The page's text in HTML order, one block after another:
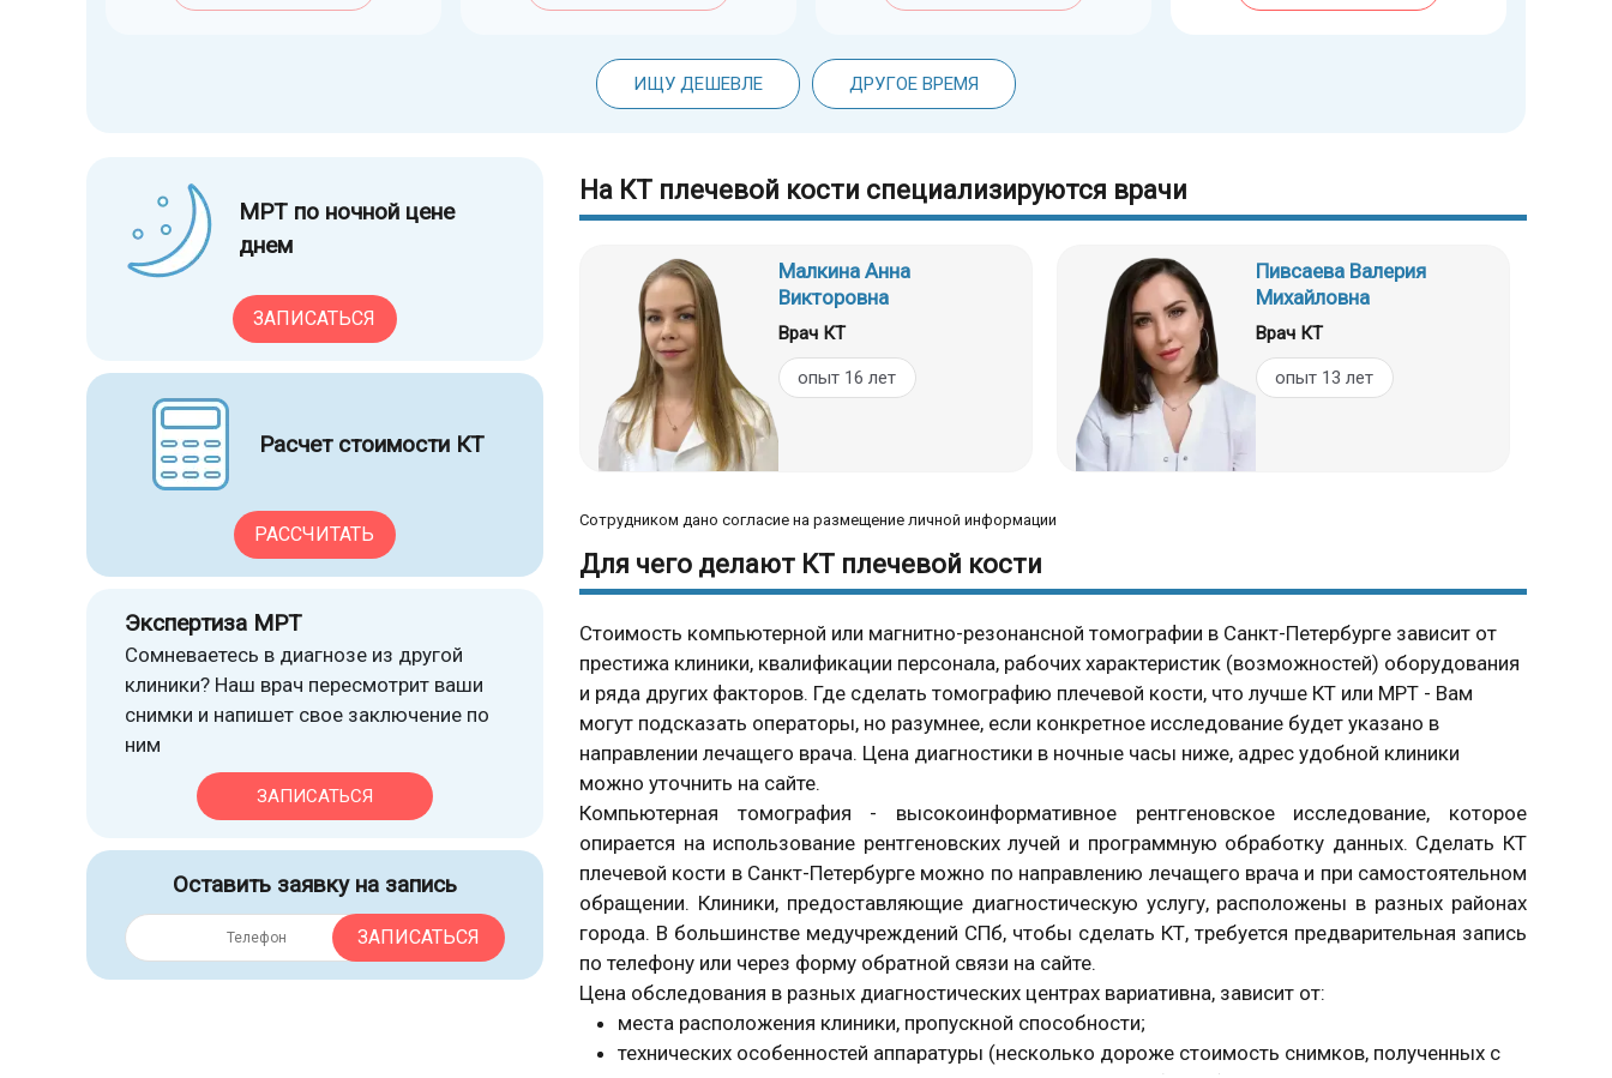
ИЩУ ДЕШЕВЛЕ ДРУГОЕ ВРЕМЯ
МРТ по ночной цене
днем
ЗАПИСАТЬСЯ
Расчет стоимости КТ
РАССЧИТАТЬ
Экспертиза МРТ
Сомневаетесь в диагнозе из другой
клиники? Наш врач пересмотрит ваши
снимки и напишет свое заключение по
ним
ЗАПИСАТЬСЯ
Оставить заявку на запись
ЗАПИСАТЬСЯ
На КТ плечевой кости специализируются врачи
Малкина Анна
Викторовна
Врач КТ
опыт 16 лет
Пивсаева Валерия
Михайловна
Врач КТ
опыт 13 лет
Сотрудником дано согласие на размещение личной информации
Для чего делают КТ плечевой кости
Стоимость компьютерной или магнитно-резонансной томографии в Санкт-Петербурге зависит от
престижа клиники, квалификации персонала, рабочих характеристик (возможностей) оборудования
и ряда других факторов. Где сделать томографию плечевой кости, что лучше КТ или МРТ - Вам
могут подсказать операторы, но разумнее, если конкретное исследование будет указано в
направлении лечащего врача. Цена диагностики в ночные часы ниже, адрес удобной клиники
можно уточнить на сайте.
Компьютерная томография - высокоинформативное рентгеновское исследование, которое
опирается на использование рентгеновских лучей и программную обработку данных. Сделать КТ
плечевой кости в Санкт-Петербурге можно по направлению лечащего врача и при самостоятельном
обращении. Клиники, предоставляющие диагностическую услугу, расположены в разных районах
города. В большинстве медучреждений СПб, чтобы сделать КТ, требуется предварительная запись
по телефону или через форму обратной связи на сайте.
Цена обследования в разных диагностических центрах вариативна, зависит от:
места расположения клиники, пропускной способности;
технических особенностей аппаратуры (несколько дороже стоимость снимков, полученных с